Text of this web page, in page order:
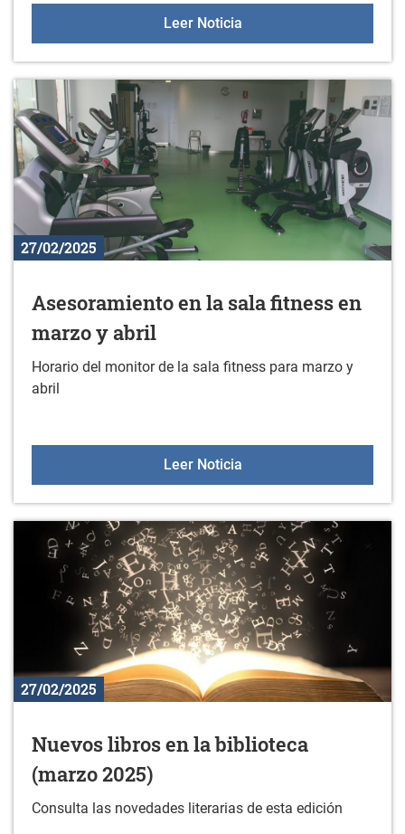
Leer NoticiaNuevo material en el
27/02/2025
Asesoramiento en la sala fitness en
marzo y abril
Horario del monitor de la sala fitness para marzo y
abril
Leer NoticiaAsesoramiento en la
27/02/2025
Nuevos libros en la biblioteca
(marzo 2025)
Consulta las novedades literarias de esta edición